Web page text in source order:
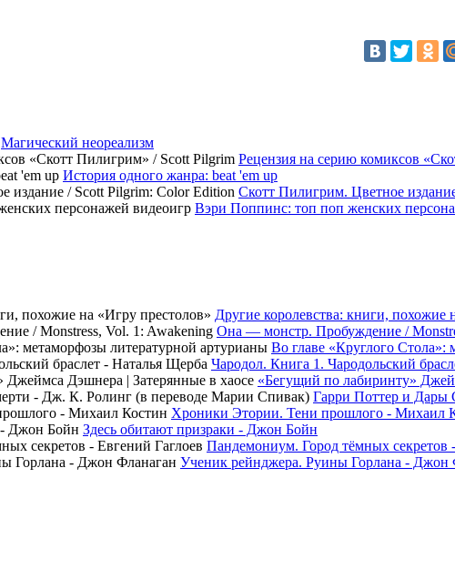
Магический неореализм
Рецензия на серию комиксов
История одного жанра: beat 'em up
Скотт Пилигрим. Цветное
Вэри Поппинс: топ поп женских
Другие королевства: книги, похожие
Она — монстр. Пробуждение /
Во главе «Круглого Стола»:
Чародол. Книга 1. Чародольский
«Бегущий по лабиринту»
Гарри Поттер и Дары
Хроники Этории. Тени прошлого - Михаил
Здесь обитают призраки - Джон Бойн
Пандемониум. Город тёмных секретов
Ученик рейнджера. Руины Горлана - Джон